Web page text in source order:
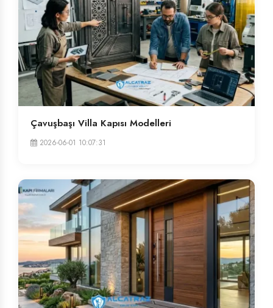
Çavuşbaşı Villa Kapısı Modelleri
2026-06-01 10:07:31